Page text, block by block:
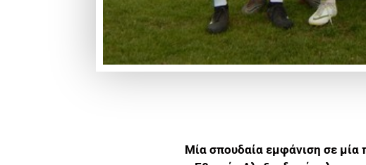
Μία σπουδαία εμφάνιση σε